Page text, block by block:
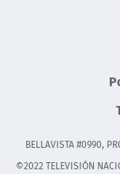
BELLAVISTA #0990,
©2022 TELEVISIÓN